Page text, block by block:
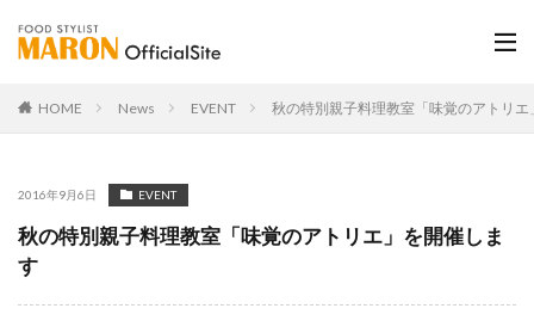
HOME News EVENT 秋の特別親子料理教室「味覚のアトリ
2016年9月6日 EVENT
秋の特別親子料理教室「味覚のアトリエ」を開催しま
す